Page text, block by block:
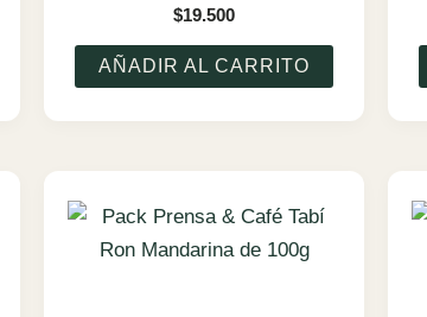
$19.500
AÑADIR AL CARRITO